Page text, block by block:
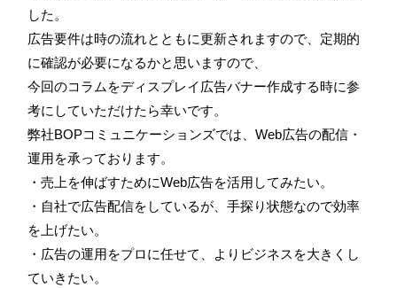
した。
広告要件は時の流れとともに更新されますので、定期的
に確認が必要になるかと思いますので、
今回のコラムをディスプレイ広告バナー作成する時に参
考にしていただけたら幸いです。
弊社BOPコミュニケーションズでは、Web広告の配信・
運用を承っております。
・売上を伸ばすためにWeb広告を活用してみたい。
・自社で広告配信をしているが、手探り状態なので効率
を上げたい。
・広告の運用をプロに任せて、よりビジネスを大きくし
ていきたい。